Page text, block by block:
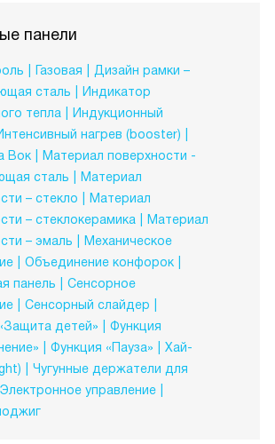
панели
Газовая
Дизайн рамки –
сталь
Индикатор
тепла
Индукционный
нагрев (booster)
Вок
Материал поверхности -
сталь
Материал
– стекло
Материал
– стеклокерамика
Материал
– эмаль
Механическое
Объединение конфорок
панель
Сенсорное
Сенсорный слайдер
детей»
Функция
Функция «Пауза»
Хай-
Чугунные держатели для
Электронное управление